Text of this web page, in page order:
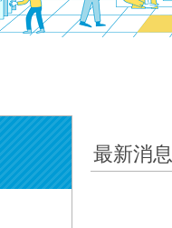
最新消息